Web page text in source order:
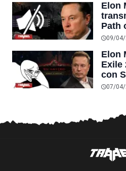
Elon
Path
09/
Elon
Exile
con
en el
07/